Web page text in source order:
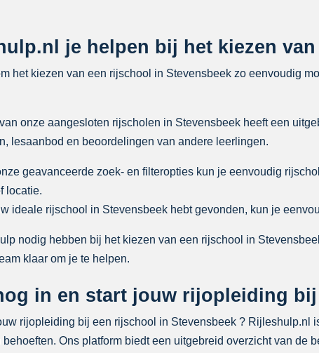
je helpen bij het kiezen
het kiezen van een rijschool in Stevensbeek zo eenvoudig
onze aangesloten rijscholen in Stevensbeek heeft een
lesaanbod en beoordelingen van andere leerlingen.
geavanceerde zoek- en filteropties kun je eenvoudig
locatie.
ideale rijschool in Stevensbeek hebt gevonden, kun je
nodig hebben bij het kiezen van een rijschool in
klaar om je te helpen.
in en start jouw rijopleiding
rijopleiding bij een rijschool in Stevensbeek ? Rijleshulp.nl
Ons platform biedt een uitgebreid overzicht van de